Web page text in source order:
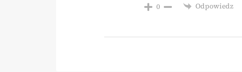
0 Odpowiedz